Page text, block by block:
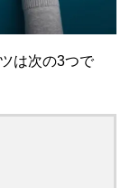
は次の3つで